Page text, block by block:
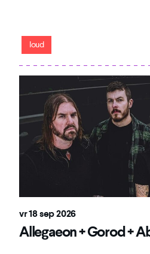
loud
vr 18 sep 2026
Allegaeon + Gorod +